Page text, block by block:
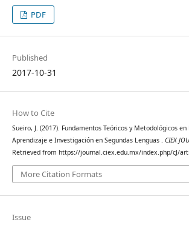
PDF
Published
2017-10-31
How to Cite
Sueiro, J. (2017). Fundamentos Teóricos y Metodológicos en
Aprendizaje e Investigación en Segundas Lenguas . CIEX
Retrieved from https://journal.ciex.edu.mx/index.php/cJ/
More Citation Formats
Issue